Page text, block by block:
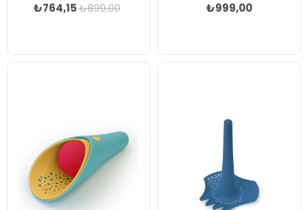
₺764,15 ₺899,00 ₺999,00